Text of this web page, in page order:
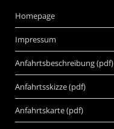
Homepage
Impressum
Anfahrtsbeschreibung (pdf)
Anfahrtsskizze (pdf)
Anfahrtskarte (pdf)